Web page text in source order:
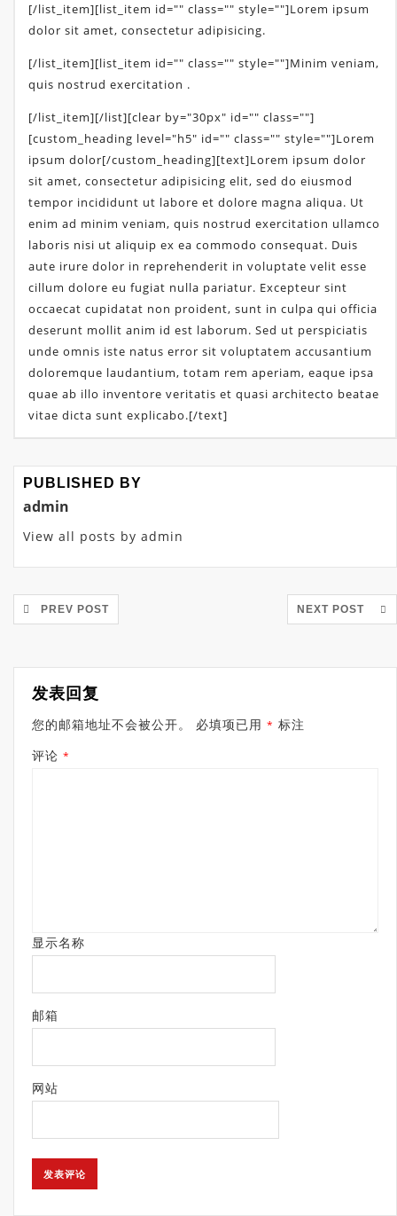
[/list_item][list_item id="" class="" style=""]Lorem ipsum
dolor sit amet, consectetur adipisicing.
[/list_item][list_item id="" class="" style=""]Minim veniam,
quis nostrud exercitation .
[/list_item][/list][clear by="30px" id="" class=""]
[custom_heading level="h5" id="" class="" style=""]Lorem
ipsum dolor[/custom_heading][text]Lorem ipsum dolor
sit amet, consectetur adipisicing elit, sed do eiusmod
tempor incididunt ut labore et dolore magna aliqua. Ut
enim ad minim veniam, quis nostrud exercitation ullamco
laboris nisi ut aliquip ex ea commodo consequat. Duis
aute irure dolor in reprehenderit in voluptate velit esse
cillum dolore eu fugiat nulla pariatur. Excepteur sint
occaecat cupidatat non proident, sunt in culpa qui officia
deserunt mollit anim id est laborum. Sed ut perspiciatis
unde omnis iste natus error sit voluptatem accusantium
doloremque laudantium, totam rem aperiam, eaque ipsa
quae ab illo inventore veritatis et quasi architecto beatae
vitae dicta sunt explicabo.[/text]
PUBLISHED BY
admin
View all posts by admin
PREV POST NEXT POST
发表回复
您的邮箱地址不会被公开。 必填项已用 * 标注
评论 *
显示名称
邮箱
网站